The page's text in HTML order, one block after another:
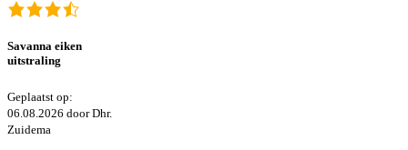
Savanna eiken
uitstraling
Geplaatst op:
06.08.2026 door Dhr.
Zuidema